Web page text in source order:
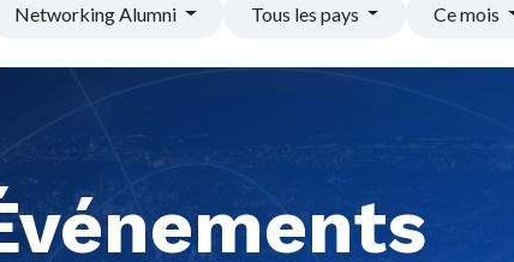
Networking Alumni Tous les pays Ce mois